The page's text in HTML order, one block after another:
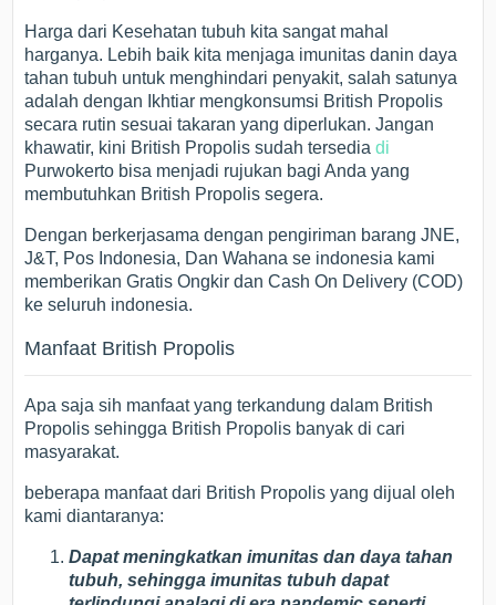
Harga dari Kesehatan tubuh kita sangat mahal
harganya. Lebih baik kita menjaga imunitas danin daya
tahan tubuh untuk menghindari penyakit, salah satunya
adalah dengan Ikhtiar mengkonsumsi British Propolis
secara rutin sesuai takaran yang diperlukan. Jangan
khawatir, kini British Propolis sudah tersediadi
Purwokerto bisa menjadi rujukan bagi Anda yang
membutuhkan British Propolis segera.
Dengan berkerjasama dengan pengiriman barang JNE,
J&T, Pos Indonesia, Dan Wahana se indonesia kami
memberikan Gratis Ongkir dan Cash On Delivery (COD)
ke seluruh indonesia.
Manfaat British Propolis
Apa saja sih manfaat yang terkandung dalam British
Propolis sehingga British Propolis banyak di cari
masyarakat.
beberapa manfaat dari British Propolis yang dijual oleh
kami diantaranya:
Dapat meningkatkan imunitas dan daya tahan
tubuh, sehingga imunitas tubuh dapat